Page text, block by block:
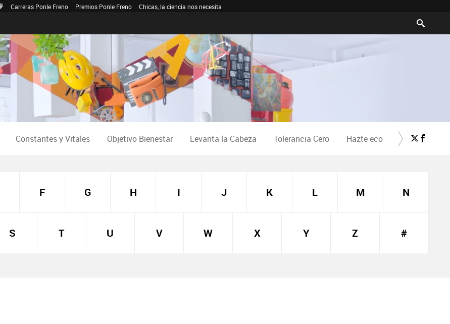
Carreras Ponle Freno Premios Ponle Freno Chicas, la ciencia nos necesita
Constantes y Vitales Objetivo Bienestar Levanta la Cabeza Tolerancia Cero Hazte eco Crea Cultura
F G H I J K L M N
S T U V W X Y Z #